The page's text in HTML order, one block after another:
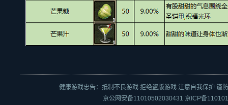
健康游戏忠告：抵制不良游戏 拒绝盗版游戏 注意自我保护 谨
京公网安备11010502030431 京ICP备